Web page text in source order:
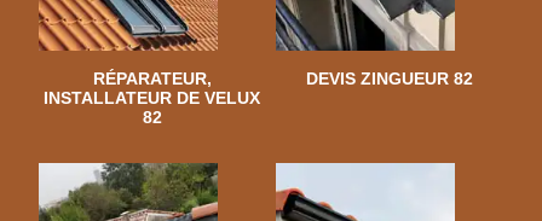
RÉPARATEUR,
INSTALLATEUR DE VELUX
82
DEVIS ZINGUEUR 82